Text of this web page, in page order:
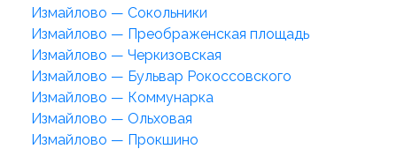
Измайлово — Сокольники
Измайлово — Преображенская площадь
Измайлово — Черкизовская
Измайлово — Бульвар Рокоссовского
Измайлово — Коммунарка
Измайлово — Ольховая
Измайлово — Прокшино